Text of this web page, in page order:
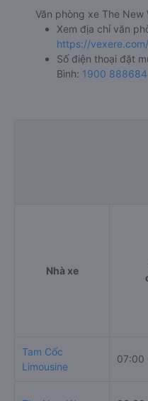
Văn phòng xe The New
Xem địa chỉ văn
https://
Số điện thoại đặt
Bình: 1900 888684
Nhà xe
Tam Cốc
Limousine
07:00